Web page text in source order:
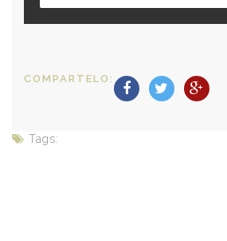
COMPARTELO:
Tags: